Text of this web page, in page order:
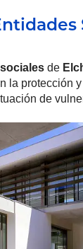
sociales de
la protección
de